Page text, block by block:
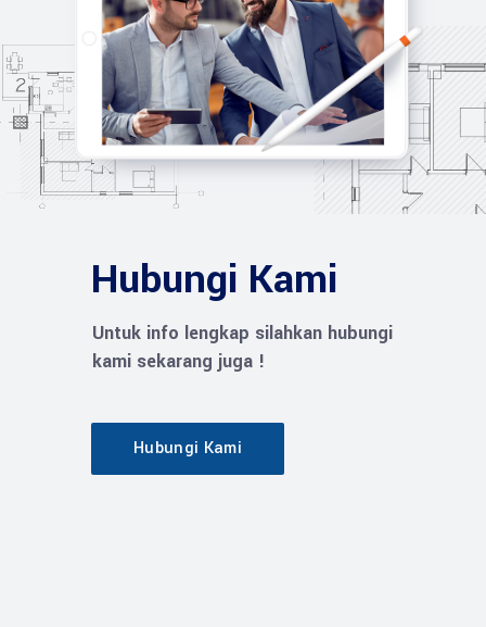
Hubungi Kami
Untuk info lengkap silahkan hubungi
kami sekarang juga !
Hubungi Kami